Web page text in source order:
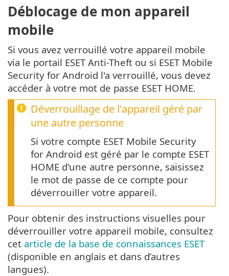
Déblocage de mon appareil
mobile
Si vous avez verrouillé votre appareil mobile
via le portail ESET Anti-Theft ou si ESET Mobile
Security for Android l'a verrouillé, vous devez
accéder à votre mot de passe ESET HOME.
Déverrouillage de l'appareil géré par
une autre personne
Si votre compte ESET Mobile Security
for Android est géré par le compte ESET
HOME d'une autre personne, saisissez
le mot de passe de ce compte pour
déverrouiller votre appareil.
Pour obtenir des instructions visuelles pour
déverrouiller votre appareil mobile, consultez
cet article de la base de connaissances ESET
(disponible en anglais et dans d’autres
langues).